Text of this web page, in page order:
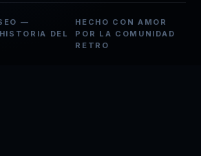
—
DEL
HECHO CON AMOR
POR LA COMUNIDAD
RETRO